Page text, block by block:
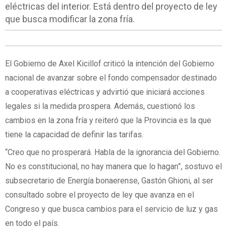
eléctricas del interior. Está dentro del proyecto de ley
que busca modificar la zona fría.
El Gobierno de Axel Kicillof criticó la intención del Gobierno
nacional de avanzar sobre el fondo compensador destinado
a cooperativas eléctricas y advirtió que iniciará acciones
legales si la medida prospera. Además, cuestionó los
cambios en la zona fría y reiteró que la Provincia es la que
tiene la capacidad de definir las tarifas.
“Creo que no prosperará. Habla de la ignorancia del Gobierno.
No es constitucional, no hay manera que lo hagan”, sostuvo el
subsecretario de Energía bonaerense, Gastón Ghioni, al ser
consultado sobre el proyecto de ley que avanza en el
Congreso y que busca cambios para el servicio de luz y gas
en todo el país.